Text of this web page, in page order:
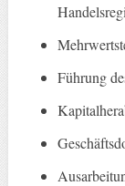
Führung